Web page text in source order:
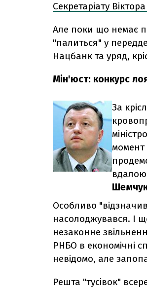
Секретаріату
Але поки що немає
"палиться" у
Нацбанк та уряд,
Мін'юст: конкурс
За
момент
Особливо
насолоджувався. І
незаконне
РНБО в економічні
невідомо, але
Решта "тусівок"